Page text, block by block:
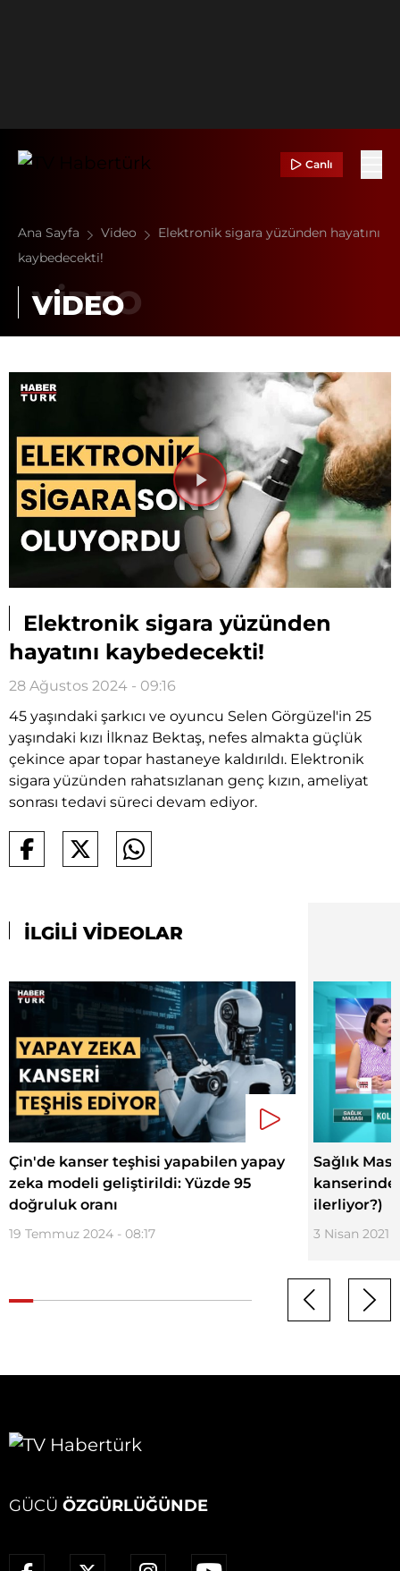
Canlı
Ana Sayfa Video
Elektronik sigara yüzünden hayatını
kaybedecekti!
VİDEO
Videoyu
Oynat
Elektronik sigara yüzünden
hayatını kaybedecekti!
28 Ağustos 2024 - 09:16
45 yaşındaki şarkıcı ve oyuncu Selen Görgüzel'in 25
yaşındaki kızı İlknaz Bektaş, nefes almakta güçlük
çekince apar topar hastaneye kaldırıldı. Elektronik
sigara yüzünden rahatsızlanan genç kızın, ameliyat
sonrası tedavi süreci devam ediyor.
İLGİLİ VİDEOLAR
Çin'de kanser teşhisi yapabilen yapay
zeka modeli geliştirildi: Yüzde 95
doğruluk oranı
19 Temmuz 2024 - 08:17
Sağlık
kanserinde
ilerliyor?)
3 Nisan 2021 -
GÜCÜ ÖZGÜRLÜĞÜNDE